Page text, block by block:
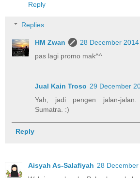
Reply
Replies
HM Zwan
28 December
pas lagi promo mak^^
Jual Kain Troso 29 December
Yah, jadi pengen jalan-
Sumatra. :)
Reply
Aisyah As-Salafiyah 28